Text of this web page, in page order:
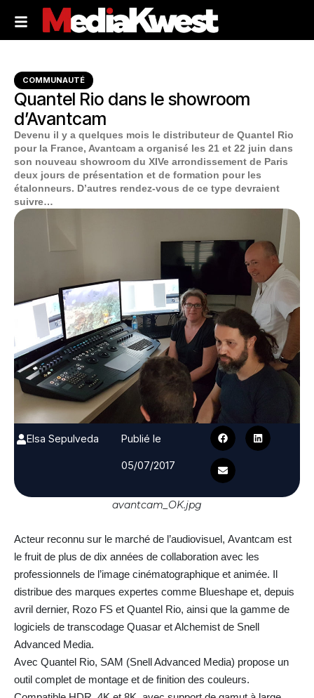
COMMUNAUTÉ
Quantel Rio dans le showroom
d’Avantcam
Devenu il y a quelques mois le distributeur de Quantel Rio
pour la France, Avantcam a organisé les 21 et 22 juin dans
son nouveau showroom du XIVe arrondissement de Paris
deux jours de présentation et de formation pour les
étalonneurs. D’autres rendez-vous de ce type devraient
suivre…
Elsa Sepulveda
Publié le
05/07/2017
avantcam_OK.jpg
Acteur reconnu sur le marché de l’audiovisuel, Avantcam est
le fruit de plus de dix années de collaboration avec les
professionnels de l’image cinématographique et animée. Il
distribue des marques expertes comme Blueshape et, depuis
avril dernier, Rozo FS et Quantel Rio, ainsi que la gamme de
logiciels de transcodage Quasar et Alchemist de Snell
Advanced Media.
Avec Quantel Rio, SAM (Snell Advanced Media) propose un
outil complet de montage et de finition des couleurs.